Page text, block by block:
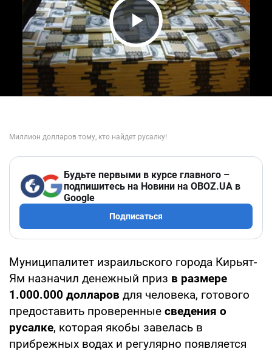
Play Video
Будьте первыми в курсе главного –
подпишитесь на Новини на OBOZ.UA в
Google
Подписаться
Муниципалитет израильского города Кирьят-
Ям назначил денежный приз в размере
1.000.000 долларов для человека, готового
предоставить проверенные сведения о
русалке, которая якобы завелась в
прибрежных водах и регулярно появляется